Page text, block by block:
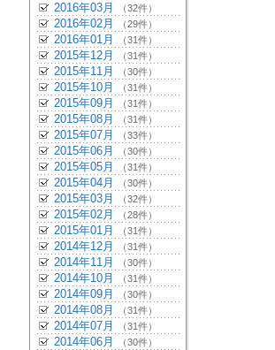
2016年03月 （32件）
2016年02月 （29件）
2016年01月 （31件）
2015年12月 （31件）
2015年11月 （30件）
2015年10月 （31件）
2015年09月 （31件）
2015年08月 （31件）
2015年07月 （33件）
2015年06月 （30件）
2015年05月 （31件）
2015年04月 （30件）
2015年03月 （32件）
2015年02月 （28件）
2015年01月 （31件）
2014年12月 （31件）
2014年11月 （30件）
2014年10月 （31件）
2014年09月 （30件）
2014年08月 （31件）
2014年07月 （31件）
2014年06月 （30件）